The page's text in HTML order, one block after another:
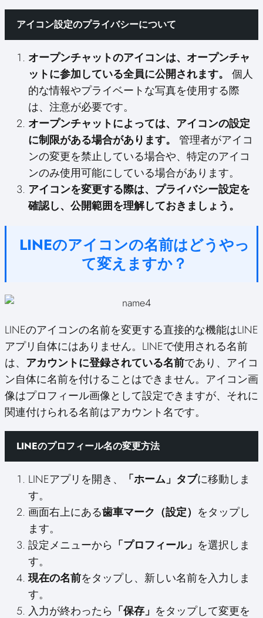
アイコン設定のプライバシーについて
オープンチャットのアイコンは、オープンチャ
ットに参加している全員に公開されます。
個人
的な情報やプライベートな写真を使用する際
は、注意が必要です。
オープンチャットによっては、アイコンの設定
に制限がある場合があります。
管理者がアイコ
ンの変更を禁止している場合や、特定のアイコ
ンのみ使用可能にしている場合があります。
アイコンを変更する際は、プライバシー設定を
確認し、公開範囲を理解しておきましょう。
LINEのアイコンの名前はどうやっ
て変えますか？
LINEのアイコンの名前を変更する直接的な機能はLINE
アプリ自体にはありません。LINEで使用される名前
は、 アカウントに登録されている名前であり、アイコ
ン自体に名前を付けることはできません。アイコン画
像はプロフィール画像として設定できますが、それに
関連付けられる名前はアカウント名です。
LINEのプロフィール名の変更方法
LINEアプリを開き、 「ホーム」タブに移動しま
す。
画面右上にある歯車マーク（設定） をタップし
ます。
設定メニューから 「プロフィール」 を選択しま
す。
現在の名前をタップし、新しい名前を入力しま
す。
入力が終わったら 「保存」 をタップして変更を